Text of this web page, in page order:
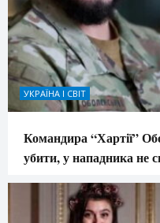
УКРАЇНА І СВІТ
Командира “Хартії”
убити, у нападника